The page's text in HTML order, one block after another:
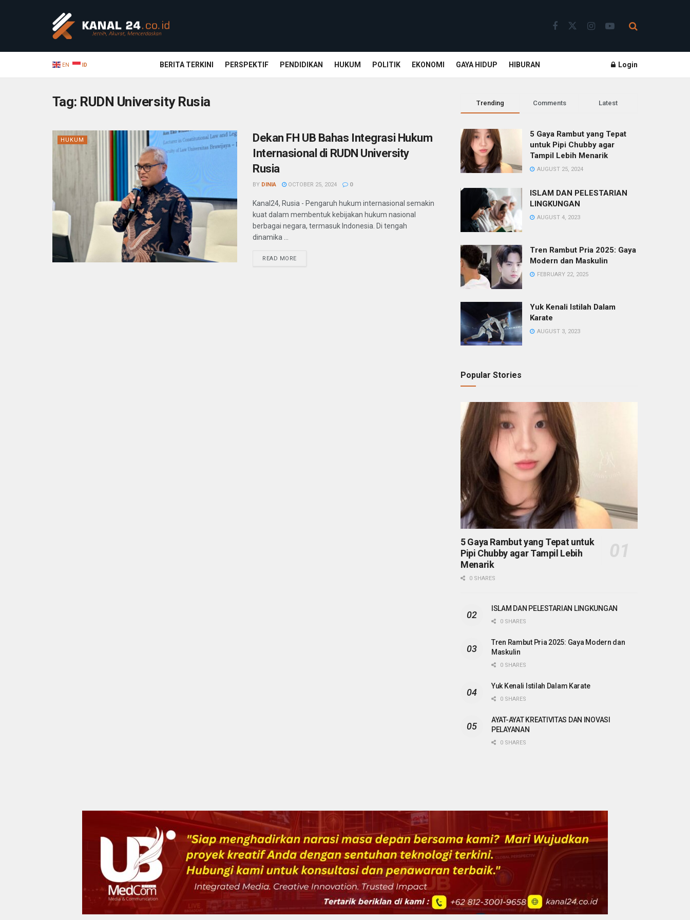
EN ID BERITA TERKINI PERSPEKTIF PENDIDIKAN HUKUM POLITIK EKONOMI GAYA HIDUP HIBURAN Login
Tag: RUDN University Rusia
HUKUM
Dekan FH UB Bahas Integrasi Hukum
Internasional di RUDN University
Rusia
BY DINIA OCTOBER 25, 2024 0
Kanal24, Rusia - Pengaruh hukum internasional semakin
kuat dalam membentuk kebijakan hukum nasional
berbagai negara, termasuk Indonesia. Di tengah
dinamika ...
READ MORE
Trending Comments Latest
5 Gaya Rambut yang Tepat
untuk Pipi Chubby agar
Tampil Lebih Menarik
AUGUST 25, 2024
ISLAM DAN PELESTARIAN
LINGKUNGAN
AUGUST 4, 2023
Tren Rambut Pria 2025: Gaya
Modern dan Maskulin
FEBRUARY 22, 2025
Yuk Kenali Istilah Dalam
Karate
AUGUST 3, 2023
Popular Stories
5 Gaya Rambut yang Tepat untuk
Pipi Chubby agar Tampil Lebih
Menarik
0 SHARES
ISLAM DAN PELESTARIAN LINGKUNGAN
0 SHARES
Tren Rambut Pria 2025: Gaya Modern dan
Maskulin
0 SHARES
Yuk Kenali Istilah Dalam Karate
0 SHARES
AYAT-AYAT KREATIVITAS DAN INOVASI
PELAYANAN
0 SHARES